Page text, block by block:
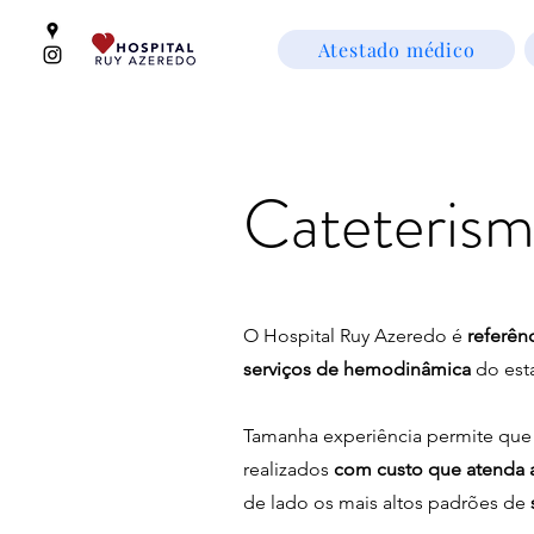
Atestado médico
O Hospital Ruy Azeredo é
serviços de hemodinâmica do
Tamanha experiência permite
realizados com custo que atenda
de lado os mais altos padrões de